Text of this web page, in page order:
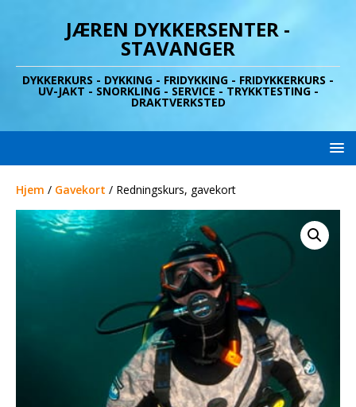
JÆREN DYKKERSENTER -
STAVANGER
DYKKERKURS - DYKKING - FRIDYKKING - FRIDYKKERKURS -
UV-JAKT - SNORKLING - SERVICE - TRYKKTESTING -
DRAKTVERKSTED
Hjem / Gavekort / Redningskurs, gavekort